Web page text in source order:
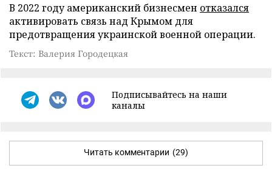
В 2022 году американский бизнесмен отказался
активировать связь над Крымом для
предотвращения украинской военной операции.
Текст: Валерия Городецкая
Подписывайтесь на наши
каналы
Читать комментарии (29)